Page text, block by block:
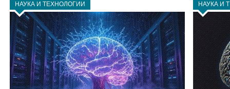
НАУКА И ТЕХНОЛОГИИ НАУКА И